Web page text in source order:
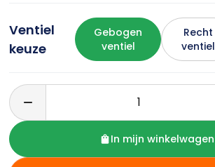
Ventiel
keuze
Gebogen
ventiel
Recht
ventiel
In mijn winkelwagen